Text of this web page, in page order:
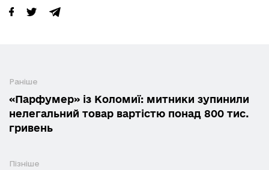
Раніше
«Парфумер» із Коломиї: митники зупинили
нелегальний товар вартістю понад 800 тис.
гривень
Пізніше